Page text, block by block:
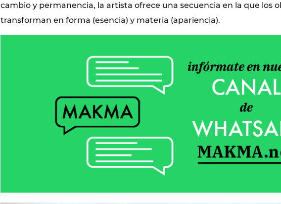
cambio y permanencia, la artista ofrece una secuencia en la que los
transforman en forma (esencia) y materia (apariencia).